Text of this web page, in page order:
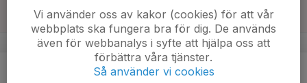
v.21
Vi använder oss av kakor (cookies) för att vår
webbplats ska fungera bra för dig. De används
även för webbanalys i syfte att hjälpa oss att
förbättra våra tjänster.
Så använder vi cookies